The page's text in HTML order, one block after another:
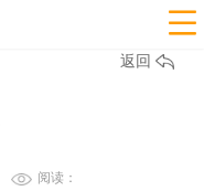

返回
阅读：